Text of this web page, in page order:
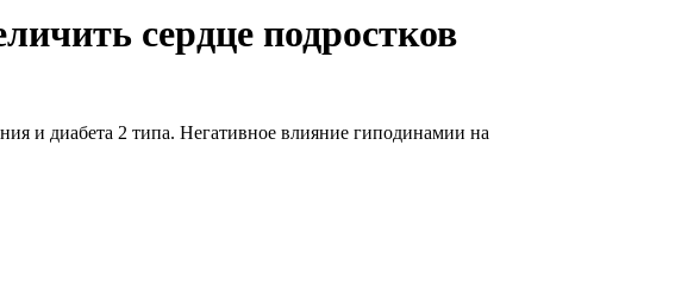
сердце подростков
и диабета 2 типа. Негативное влияние гиподинамии на